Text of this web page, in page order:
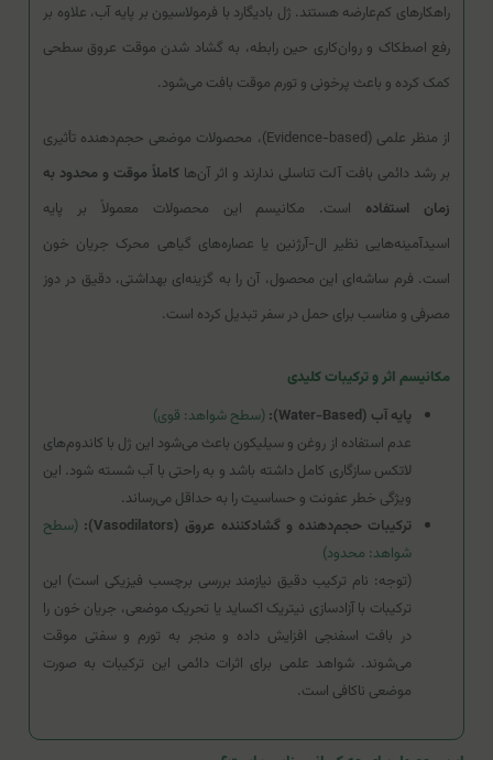
راهکارهای کم‌عارضه هستند. ژل بادیگارد با فرمولاسیون بر پایه آب، علاوه بر
رفع اصطکاک و روان‌کاری حین رابطه، به گشاد شدن موقت عروق سطحی
کمک کرده و باعث پرخونی و تورم موقت بافت می‌شود.
از منظر علمی (Evidence-based)، محصولات موضعی حجم‌دهنده تأثیری
بر رشد دائمی بافت آلت تناسلی ندارند و اثر آن‌ها کاملاً موقت و محدود به
زمان استفاده است. مکانیسم این محصولات معمولاً بر پایه
اسیدآمینه‌هایی نظیر ال-آرژنین یا عصاره‌های گیاهی محرک جریان خون
است. فرم ساشه‌ای این محصول، آن را به گزینه‌ای بهداشتی، دقیق در دوز
مصرفی و مناسب برای حمل در سفر تبدیل کرده است.
مکانیسم اثر و ترکیبات کلیدی
پایه آب (Water-Based):
(سطح شواهد: قوی)
عدم استفاده از روغن و سیلیکون باعث می‌شود این ژل با کاندوم‌های
لاتکس سازگاری کامل داشته باشد و به راحتی با آب شسته شود. این
ویژگی خطر عفونت و حساسیت را به حداقل می‌رساند.
ترکیبات حجم‌دهنده و گشادکننده عروق (Vasodilators):
(سطح
شواهد: محدود)
(توجه: نام ترکیب دقیق نیازمند بررسی برچسب فیزیکی است) این
ترکیبات با آزادسازی نیتریک اکساید یا تحریک موضعی، جریان خون را
در بافت اسفنجی افزایش داده و منجر به تورم و سفتی موقت
می‌شوند. شواهد علمی برای اثرات دائمی این ترکیبات به صورت
موضعی ناکافی است.